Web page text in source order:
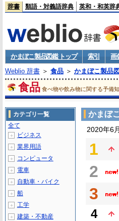
辞書 類語・対義語辞典 英和・和英辞
かまぼこ製品図鑑 トップ 索引
画
Weblio 辞書＞ 食品＞ かまぼこ製品
食品 食べ物や飲み物に関する予備
かまぼ
2020年6
1
2
3
4
カテゴリ一覧
全て
＋ ビジネス
＋ 業界用語
＋ コンピュータ
＋ 電車
＋ 自動車・バイク
＋ 船
＋ 工学
＋ 建築・不動産